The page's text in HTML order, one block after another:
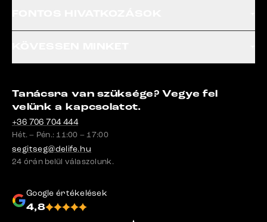
Tanácsra van szüksége? Vegye fel
velünk a kapcsolatot.
+36 706 704 444
Hét. – Pén.: 11:00 – 17:00
segitseg@delife.hu
24 órán belül válaszolunk.
Google értékelések
4,8